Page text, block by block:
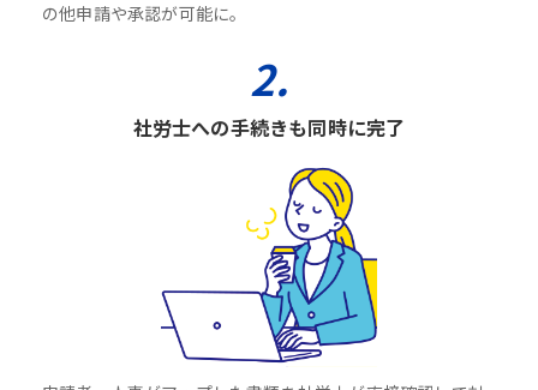
の他申請や承認が可能に。
2.
社労士への手続きも同時に完了